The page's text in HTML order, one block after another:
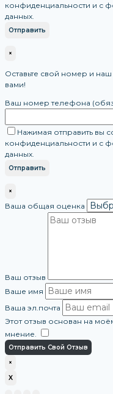
конфиденциальности и с
данных.
×
Оставьте свой номер и
вами!
Ваш номер телефона
Нажимая отправить вы
конфиденциальности и с
данных.
×
Ваша общая оценка
Ваш отзыв
Ваше имя
Ваша эл.почта
Этот отзыв основан на
мнение.
Отправить Свой Отзыв
×
X